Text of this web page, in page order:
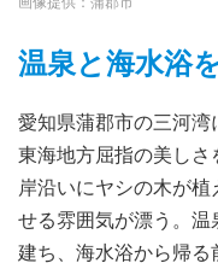
温泉と海水浴
愛知県蒲郡市の三河湾
東海地方屈指の美し
岸沿いにヤシの木が
せる雰囲気が漂う。
建ち、海水浴から帰